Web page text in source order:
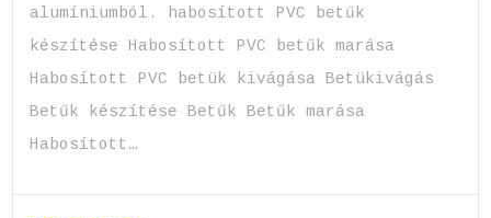
alumíniumból. habosított PVC betűk
készítése Habosított PVC betűk marása
Habosított PVC betük kivágása Betükivágás
Betűk készítése Betűk Betűk marása
Habosított…